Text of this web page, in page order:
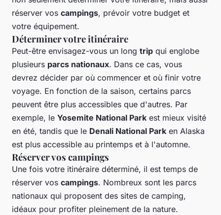
réserver vos campings, prévoir votre budget et
votre équipement.
Déterminer votre itinéraire
Peut-être envisagez-vous un long trip qui englobe
plusieurs parcs nationaux. Dans ce cas, vous
devrez décider par où commencer et où finir votre
voyage. En fonction de la saison, certains parcs
peuvent être plus accessibles que d'autres. Par
exemple, le Yosemite National Park est mieux visité
en été, tandis que le Denali National Park en Alaska
est plus accessible au printemps et à l'automne.
Réserver vos campings
Une fois votre itinéraire déterminé, il est temps de
réserver vos campings. Nombreux sont les parcs
nationaux qui proposent des sites de camping,
idéaux pour profiter pleinement de la nature.